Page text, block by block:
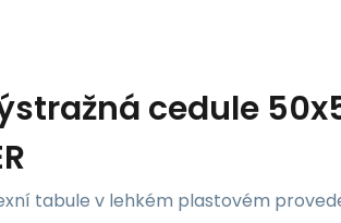
cedule
tabule v lehkém plastovém